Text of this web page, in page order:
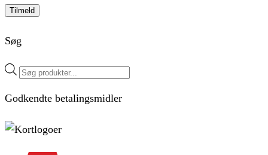
Tilmeld
Søg
Products
search
Godkendte betalingsmidler